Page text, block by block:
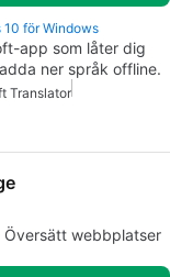
för Windows
app som låter dig
ner språk offline.
Translator
webbplatser